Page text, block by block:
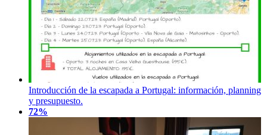
Introducción de la escapada a Portugal: información, planning
y presupuesto.
72%